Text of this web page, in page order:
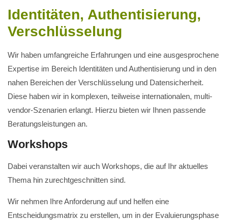
Identitäten, Authentisierung,
Verschlüsselung
Wir haben umfangreiche Erfahrungen und eine ausgesprochene
Expertise im Bereich Identitäten und Authentisierung und in den
nahen Bereichen der Verschlüsselung und Datensicherheit.
Diese haben wir in komplexen, teilweise internationalen, multi-
vendor-Szenarien erlangt. Hierzu bieten wir Ihnen passende
Beratungsleistungen an.
Workshops
Dabei veranstalten wir auch Workshops, die auf Ihr aktuelles
Thema hin zurechtgeschnitten sind.
Wir nehmen Ihre Anforderung auf und helfen eine
Entscheidungsmatrix zu erstellen, um in der Evaluierungsphase